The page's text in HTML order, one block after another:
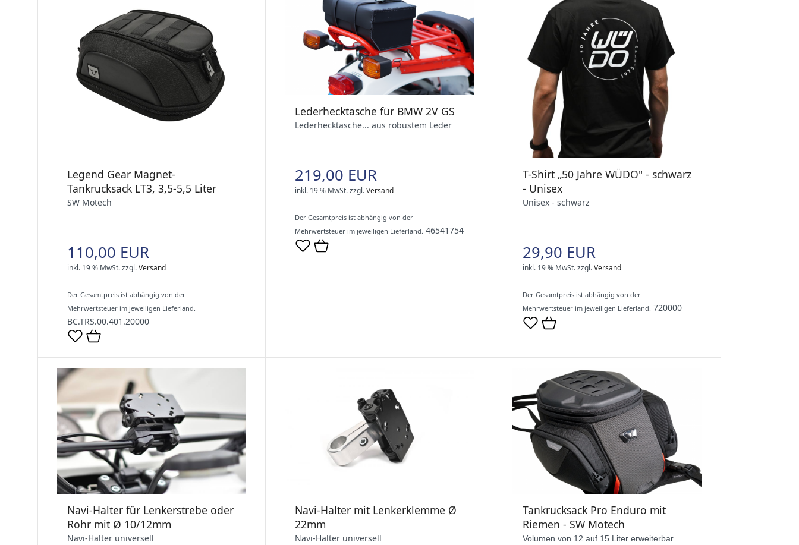
Legend Gear Magnet-
Tankrucksack LT3, 3,5-5,5 Liter
SW Motech
110,00 EUR
inkl. 19 % MwSt.zzgl.Versand
Der Gesamtpreis ist abhängig von der
Mehrwertsteuer im jeweiligen Lieferland.
BC.TRS.00.401.20000
Lederhecktasche für BMW 2V GS
Lederhecktasche... aus robustem Leder
219,00 EUR
inkl. 19 % MwSt.zzgl.Versand
Der Gesamtpreis ist abhängig von der
Mehrwertsteuer im jeweiligen Lieferland. 46541754
T-Shirt „50 Jahre WÜDO" - schwarz
- Unisex
Unisex - schwarz
29,90 EUR
inkl. 19 % MwSt.zzgl.Versand
Der Gesamtpreis ist abhängig von der
Mehrwertsteuer im jeweiligen Lieferland. 720000
Navi-Halter für Lenkerstrebe oder
Rohr mit Ø 10/12mm
Navi-Halter universell
Navi-Halter mit Lenkerklemme Ø
22mm
Navi-Halter universell
Tankrucksack Pro Enduro mit
Riemen - SW Motech
Volumen von 12 auf 15 Liter erweiterbar.